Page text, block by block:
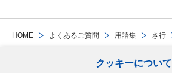
クッキーについて
HOME よくあるご質問 用語集 さ行